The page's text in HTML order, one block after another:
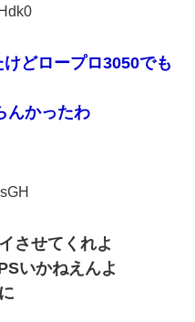
どロープロ3050でも
んかったわ
させてくれよ
いかねえんよ